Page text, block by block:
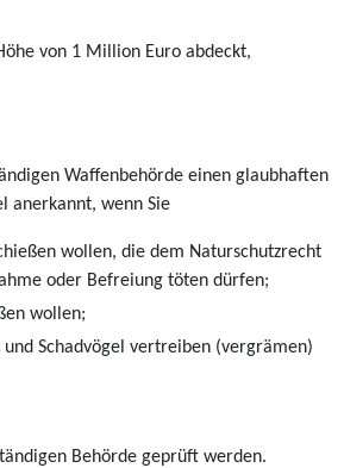
von 1 Million Euro abdeckt,
Waffenbehörde einen glaubhaften
anerkannt, wenn Sie
wollen, die dem Naturschutzrecht
oder Befreiung töten dürfen;
wollen;
Schadvögel vertreiben (vergrämen)
Behörde geprüft werden.